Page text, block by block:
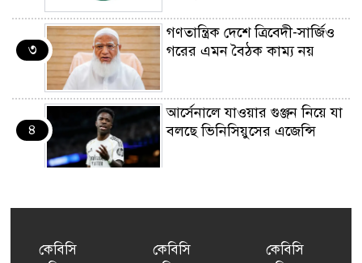
৩
গণতান্ত্রিক দেশে ত্রিবেদী-সার্জিও
গরের এমন বৈঠক কাম্য নয়
৪
আর্সেনালে যাওয়ার গুঞ্জন নিয়ে যা
বলছে ভিনিসিয়ুসের এজেন্সি
৫
যুক্তরাষ্ট্র-জাপানের বিরল পদক্ষেপ
কেবিসি
কেবিসি
কেবিসি